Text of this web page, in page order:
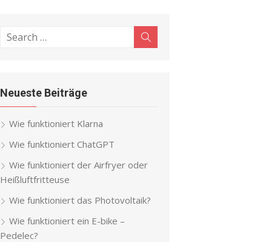
Search
Neueste Beiträge
Wie funktioniert Klarna
Wie funktioniert ChatGPT
Wie funktioniert der Airfryer oder
Heißluftfritteuse
Wie funktioniert das Photovoltaik?
Wie funktioniert ein E-bike –
Pedelec?